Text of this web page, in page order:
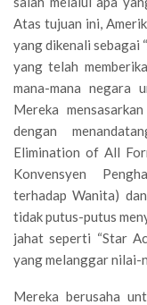
Atas tujuan ini,
yang dikenali sebagai
yang telah
mana-mana negara
Mereka
dengan
Elimination of All
Konvensyen
terhadap Wanita)
tidak putus-putus
jahat seperti “Star
yang melanggar nilai-
Mereka berusaha